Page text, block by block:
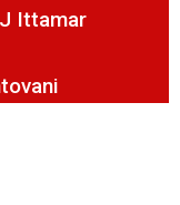
Ittamar